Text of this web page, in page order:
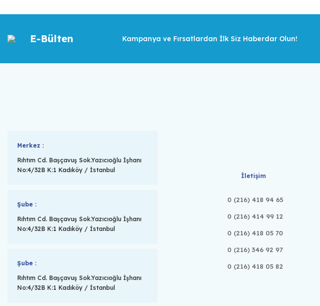
E-Bülten Kampanya ve Fırsatlardan İlk Siz Haberdar Olun!
Merkez :
Rıhtım Cd. Başçavuş Sok.Yazıcıoğlu İşhanı
No:4/32B K:1 Kadıköy / İstanbul
Şube :
Rıhtım Cd. Başçavuş Sok.Yazıcıoğlu İşhanı
No:4/32B K:1 Kadıköy / İstanbul
Şube :
Rıhtım Cd. Başçavuş Sok.Yazıcıoğlu İşhanı
No:4/32B K:1 Kadıköy / İstanbul
İletişim
0 (216) 418 94 65
0 (216) 414 99 12
0 (216) 418 05 70
0 (216) 346 92 97
0 (216) 418 05 82